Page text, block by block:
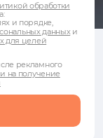
обработки
и порядке,
данныхи
для целей
рекламного
на получение